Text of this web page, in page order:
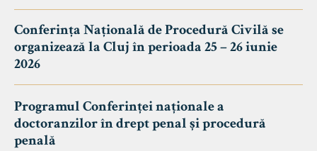
Conferința Națională de Procedură Civilă se
organizează la Cluj în perioada 25 – 26 iunie
2026
Programul Conferinței naționale a
doctoranzilor în drept penal și procedură
penală